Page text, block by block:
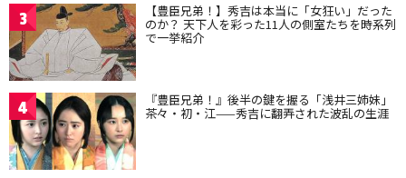
3 【豊臣兄弟！】秀吉は本当に「女狂い」だった
のか？ 天下人を彩った11人の側室たちを時系列
で一挙紹介
4 『豊臣兄弟！』後半の鍵を握る「浅井三姉妹」
茶々・初・江——秀吉に翻弄された波乱の生涯